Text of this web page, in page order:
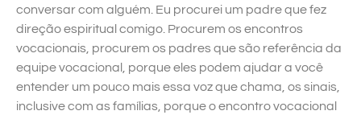
conversar com alguém. Eu procurei um padre que fez
direção espiritual comigo. Procurem os encontros
vocacionais, procurem os padres que são referência da
equipe vocacional, porque eles podem ajudar a você
entender um pouco mais essa voz que chama, os sinais,
inclusive com as famílias, porque o encontro vocacional